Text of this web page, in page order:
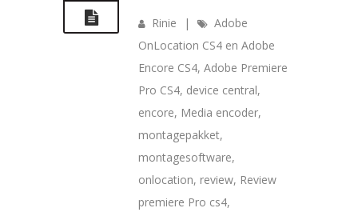
Rinie |
Adobe
OnLocation CS4 en Adobe
Encore CS4, Adobe Premiere
Pro CS4, device central,
encore, Media encoder,
montagepakket,
montagesoftware,
onlocation, review, Review
premiere Pro cs4,